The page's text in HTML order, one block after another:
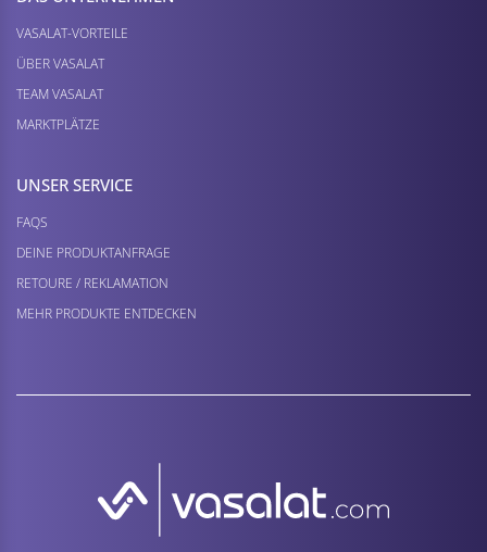
VASALAT-VORTEILE
ÜBER VASALAT
TEAM VASALAT
MARKTPLÄTZE
UNSER SERVICE
FAQS
DEINE PRODUKTANFRAGE
RETOURE / REKLAMATION
MEHR PRODUKTE ENTDECKEN